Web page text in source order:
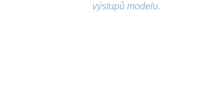
výstupů modelu.